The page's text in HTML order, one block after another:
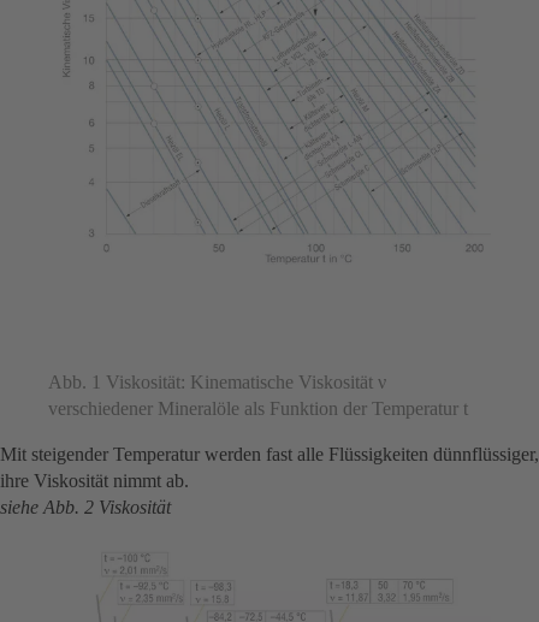
Abb. 1 Viskosität: Kinematische Viskosität ν
verschiedener Mineralöle als Funktion der Temperatur t
Mit steigender Temperatur werden fast alle Flüssigkeiten dünnflüssiger,
ihre Viskosität nimmt ab.
siehe Abb. 2 Viskosität